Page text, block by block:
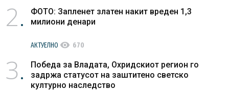
2
ФОТО: Запленет златен накит вреден 1,3
милиони денари
АКТУЕЛНО visibility 670
3
Победа за Владата, Охридскиот регион го
задржа статусот на заштитено светско
културно наследство